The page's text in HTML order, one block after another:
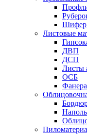
Шифер
Листовые
ДВП
ДСП
Листы
ОСБ
Фанера